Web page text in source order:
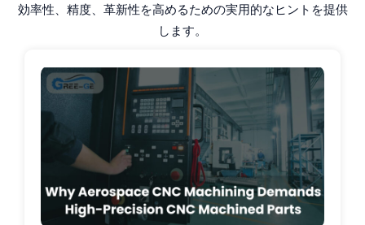
ダイカストの利
点
ダイカストは卓越した寸法精度を
提供し、各部品が生産期間を通じ
て一貫した仕様を維持することを
保証します。この再現性は、航空
宇宙、医療、自動車分野など、精
密な公差を必要とする産業にとっ
て極めて重要です。ダイカスト金
効率性、精度、革新性を高めるための実用的なヒントを提供
します。